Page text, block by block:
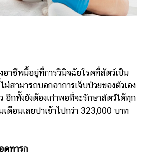
พนี้อยู่ที่การวินิจฉัยโรคที่สัตว์เป็น
ม่สามารถบอกอาการเจ็บป่วยของตัวเอง
อีกทั้งยังต้องเก๋าพอที่จะรักษาสัตว์ได้ทุก
ดือนเลยปาเข้าไปกว่า 323,000 บาท
ดทารก